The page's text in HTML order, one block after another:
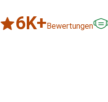
6K+Bewertungen